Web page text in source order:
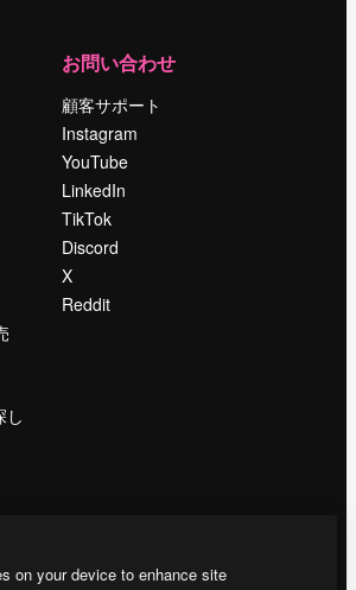
し
お問い合わせ
顧客サポート
Instagram
YouTube
LinkedIn
TikTok
Discord
X
Reddit
on your device to enhance site